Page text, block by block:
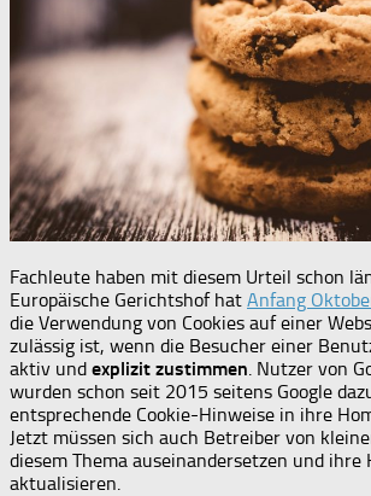
Fachleute haben mit diesem Urteil schon
Europäische Gerichtshof hat Anfang
die Verwendung von Cookies auf einer
zulässig ist, wenn die Besucher einer
aktiv und explizit zustimmen . Nutzer von
wurden schon seit 2015 seitens Google
entsprechende Cookie-Hinweise in ihre
Jetzt müssen sich auch Betreiber von
diesem Thema auseinandersetzen und ihre
aktualisieren.